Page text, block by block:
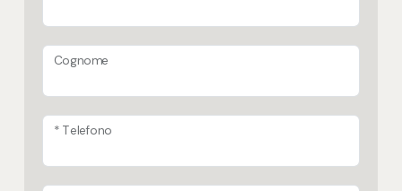
Cognome
* Telefono